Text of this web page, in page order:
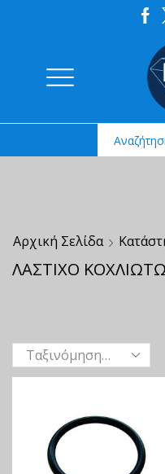
Αρχική Σελίδα
ΛΑΣΤΙΧΟ